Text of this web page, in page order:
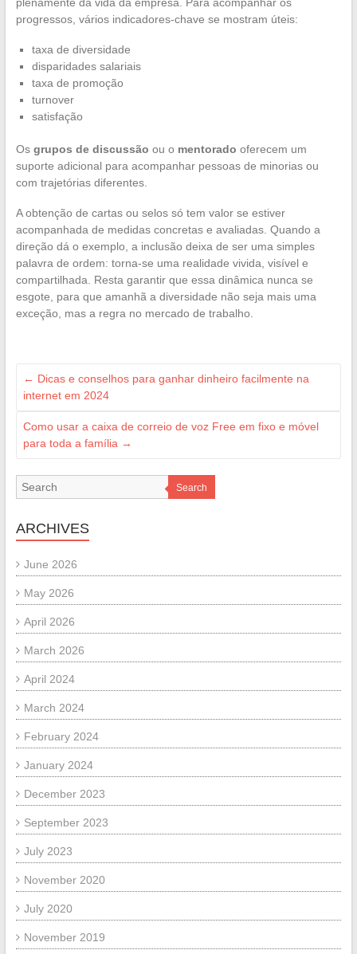
progressos, vários indicadores-chave se mostram úteis:
taxa de diversidade
disparidades salariais
taxa de promoção
turnover
satisfação
Os grupos de discussão ou o mentorado oferecem um
suporte adicional para acompanhar pessoas de minorias ou
com trajetórias diferentes.
A obtenção de cartas ou selos só tem valor se estiver
acompanhada de medidas concretas e avaliadas. Quando a
direção dá o exemplo, a inclusão deixa de ser uma simples
palavra de ordem: torna-se uma realidade vivida, visível e
compartilhada. Resta garantir que essa dinâmica nunca se
esgote, para que amanhã a diversidade não seja mais uma
exceção, mas a regra no mercado de trabalho.
← Dicas e conselhos para ganhar dinheiro facilmente na
internet em 2024
Como usar a caixa de correio de voz Free em fixo e móvel
para toda a família →
Search
ARCHIVES
June 2026
May 2026
April 2026
March 2026
April 2024
March 2024
February 2024
January 2024
December 2023
September 2023
July 2023
November 2020
July 2020
November 2019